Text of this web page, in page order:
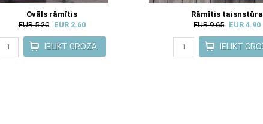
Ovāls rāmītis
EUR 5.20
EUR 2.60
Rāmītis taisnstūra
EUR 9.65 EUR 4.90